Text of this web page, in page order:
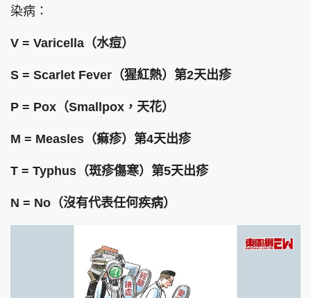
染病：
V = Varicella（水痘）
S = Scarlet Fever（猩紅熱）第2天出疹
P = Pox（Smallpox，天花）
M = Measles（痲疹）第4天出疹
T = Typhus（斑疹傷寒）第5天出疹
N = No（沒有代表任何疾病）